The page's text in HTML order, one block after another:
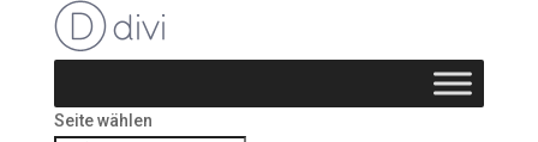
Seite wählen